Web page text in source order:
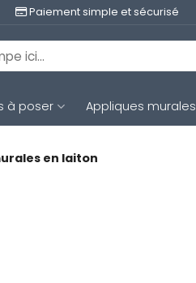
Paiement simple et sécurisé
à poser Appliques murales
en laiton